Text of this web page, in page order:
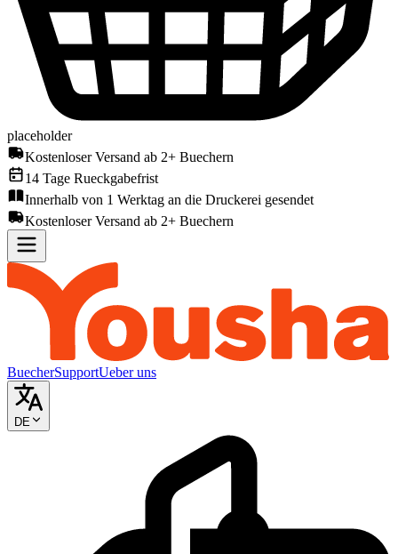
placeholder
Kostenloser Versand ab 2+ Buechern
14 Tage Rueckgabefrist
Innerhalb von 1 Werktag an die Druckerei gesendet
Kostenloser Versand ab 2+ Buechern
BuecherSupportUeber uns
DE